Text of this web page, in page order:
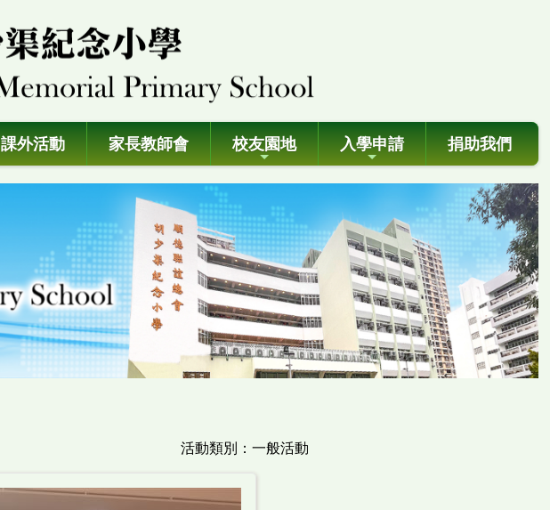
課外活動 家長教師會 校友園地 入學申請 捐助我們
活動類別：一般活動